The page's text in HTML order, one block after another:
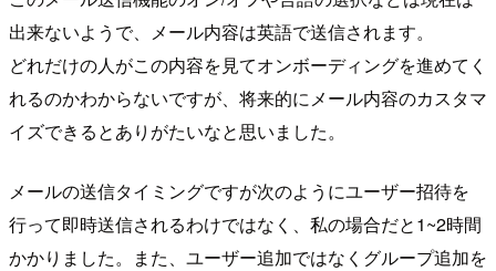
出来ないようで、メール内容は英語で送信されます。
どれだけの人がこの内容を見てオンボーディングを進めてく
れるのかわからないですが、将来的にメール内容のカスタマ
イズできるとありがたいなと思いました。
メールの送信タイミングですが次のようにユーザー招待を
行って即時送信されるわけではなく、私の場合だと1~2時間
かかりました。また、ユーザー追加ではなくグループ追加を